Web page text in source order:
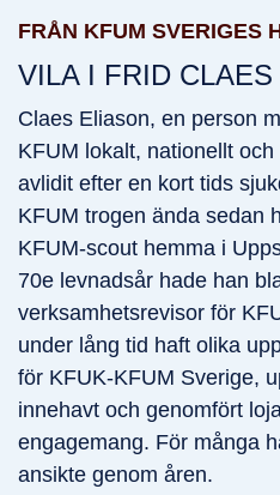
Från KFUM Sveriges
FRÅN KFUM SVERIGES
VILA I FRID CLAES
Claes Eliason, en person
KFUM lokalt, nationellt
avlidit efter en kort tids
KFUM trogen ända sedan
KFUM-scout hemma i
70e levnadsår hade han
verksamhetsrevisor för
under lång tid haft olika
för KFUK-KFUM Sverige,
innehavt och genomfört
engagemang. För många
ansikte genom åren.